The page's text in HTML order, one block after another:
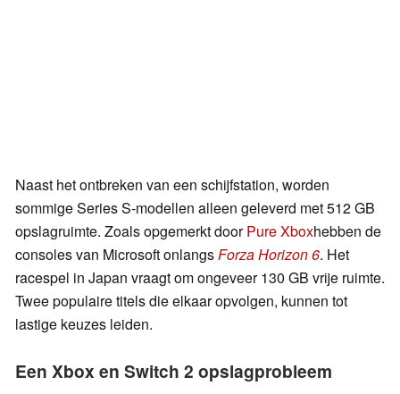
Naast het ontbreken van een schijfstation, worden
sommige Series S-modellen alleen geleverd met 512 GB
opslagruimte. Zoals opgemerkt doorPure Xboxhebben de
consoles van Microsoft onlangsForza Horizon 6. Het
racespel in Japan vraagt om ongeveer 130 GB vrije ruimte.
Twee populaire titels die elkaar opvolgen, kunnen tot
lastige keuzes leiden.
Een Xbox en Switch 2 opslagprobleem